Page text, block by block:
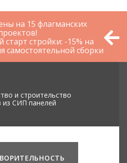
на 15 флагманских
стройки: -15% на
самостоятельной сборки
и строительство
из СИП панелей